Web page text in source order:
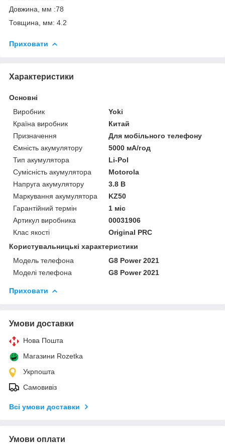
Довжина, мм :78
Товщина, мм: 4.2
Приховати
Характеристики
Основні
Виробник
Yoki
Країна виробник
Китай
Призначення
Для мобільного телефону
Ємність акумулятору
5000 мА/год
Тип акумулятора
Li-Pol
Сумісність акумулятора
Motorola
Напруга акумулятору
3.8 В
Маркування акумулятора
KZ50
Гарантійний термін
1 міс
Артикул виробника
00031906
Клас якості
Original PRC
Користувальницькі характеристики
Модель телефона
G8 Power 2021
Моделі телефона
G8 Power 2021
Приховати
Умови доставки
Нова Пошта
Магазини Rozetka
Укрпошта
Самовивіз
Всі умови доставки
Умови оплати